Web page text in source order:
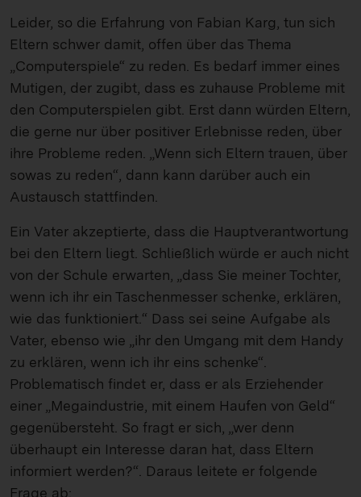
Leider, so die Erfahrung von Fabian Karg, tun sich
Eltern schwer damit, offen über das Thema
„Computerspiele“ zu reden. Es bedarf immer eines
Mutigen, der zugibt, dass es zuhause Probleme mit
den Computerspielen gibt. Erst dann würden Eltern,
die gerne nur über positiver Erlebnisse reden, über
ihre Probleme reden. „Wenn sich Eltern trauen, über
sowas zu reden“, dann kann darüber auch ein
Austausch stattfinden.
Ein Vater akzeptierte, dass die Hauptverantwortung
bei den Eltern liegt. Schließlich würde er auch nicht
von der Schule erwarten, „dass Sie meiner Tochter,
wenn ich ihr ein Taschenmesser schenke, erklären,
wie das funktioniert.“ Dass sei seine Aufgabe als
Vater, ebenso wie „ihr den Umgang mit dem Handy
zu erklären, wenn ich ihr eins schenke“.
Problematisch findet er, dass er als Erziehender
einer „Megaindustrie, mit einem Haufen von Geld“
gegenübersteht. So fragt er sich, „wer denn
überhaupt ein Interesse daran hat, dass Eltern
informiert werden?“. Daraus leitete er folgende
Frage ab: